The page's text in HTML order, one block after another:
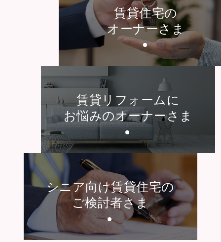
賃貸住宅の
オーナーさま
賃貸リフォームに
お悩みのオーナーさま
シニア向け賃貸住宅の
ご検討者さま